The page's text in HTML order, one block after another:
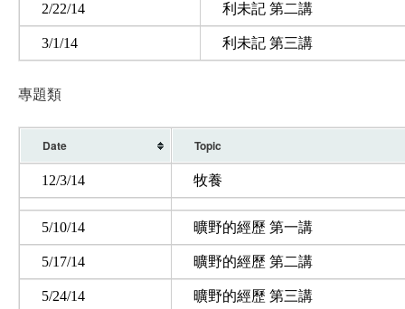
2/22/14 利未記 第二講
3/1/14 利未記 第三講
專題類
Date Topic
12/3/14 牧養
5/10/14 曠野的經歷 第一講
5/17/14 曠野的經歷 第二講
5/24/14 曠野的經歷 第三講